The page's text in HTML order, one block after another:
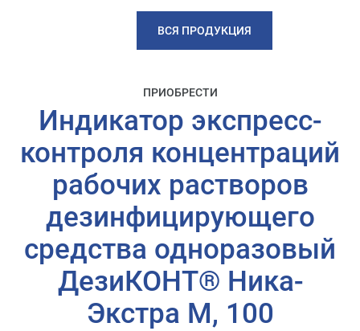
ВСЯ ПРОДУКЦИЯ
ПРИОБРЕСТИ
Индикатор экспресс-
контроля концентраций
рабочих растворов
дезинфицирующего
средства одноразовый
ДезиКОНТ® Ника-
Экстра М, 100